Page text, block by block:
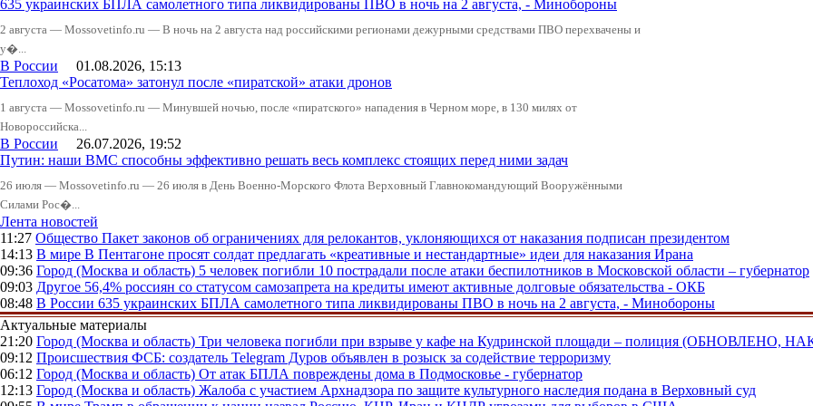
635 украинских БПЛА самолетного типа ликвидированы ПВО в ночь на 2 августа, - Минобороны
2 августа — Mossovetinfo.ru — В ночь на 2 августа над российскими регионами дежурными средствами ПВО перехвачены и
у�...
В России 01.08.2026, 15:13
Теплоход «Росатома» затонул после «пиратской» атаки дронов
1 августа — Mossovetinfo.ru — Минувшей ночью, после «пиратского» нападения в Черном море, в 130 милях от
Новороссийска...
В России 26.07.2026, 19:52
Путин: наши ВМС способны эффективно решать весь комплекс стоящих перед ними задач
26 июля — Mossovetinfo.ru — 26 июля в День Военно-Морского Флота Верховный Главнокомандующий Вооружёнными
Силами Рос�...
Лента новостей
11:27 Общество Пакет законов об ограничениях для релокантов, уклоняющихся от наказания подписан президентом
14:13 В мире В Пентагоне просят солдат предлагать «креативные и нестандартные» идеи для наказания Ирана
09:36 Город (Москва и область) 5 человек погибли 10 пострадали после атаки беспилотников в Московской области – губернатор
09:03 Другое 56,4% россиян со статусом самозапрета на кредиты имеют активные долговые обязательства - ОКБ
08:48 В России 635 украинских БПЛА самолетного типа ликвидированы ПВО в ночь на 2 августа, - Минобороны
Актуальные материалы
21:20 Город (Москва и область) Три человека погибли при взрыве у кафе на Кудринской площади – полиция (ОБНОВЛЕНО,
09:12 Происшествия ФСБ: создатель Telegram Дуров объявлен в розыск за содействие терроризму
06:12 Город (Москва и область) От атак БПЛА повреждены дома в Подмосковье - губернатор
12:13 Город (Москва и область) Жалоба с участием Архнадзора по защите культурного наследия подана в Верховный суд